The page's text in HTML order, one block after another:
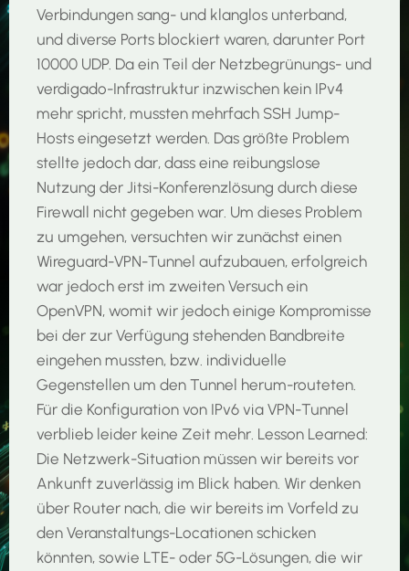
Verbindungen sang- und klanglos unterband,
und diverse Ports blockiert waren, darunter Port
10000 UDP. Da ein Teil der Netzbegrünungs- und
verdigado-Infrastruktur inzwischen kein IPv4
mehr spricht, mussten mehrfach SSH Jump-
Hosts eingesetzt werden. Das größte Problem
stellte jedoch dar, dass eine reibungslose
Nutzung der Jitsi-Konferenzlösung durch diese
Firewall nicht gegeben war. Um dieses Problem
zu umgehen, versuchten wir zunächst einen
Wireguard-VPN-Tunnel aufzubauen, erfolgreich
war jedoch erst im zweiten Versuch ein
OpenVPN, womit wir jedoch einige Kompromisse
bei der zur Verfügung stehenden Bandbreite
eingehen mussten, bzw. individuelle
Gegenstellen um den Tunnel herum-routeten.
Für die Konfiguration von IPv6 via VPN-Tunnel
verblieb leider keine Zeit mehr. Lesson Learned:
Die Netzwerk-Situation müssen wir bereits vor
Ankunft zuverlässig im Blick haben. Wir denken
über Router nach, die wir bereits im Vorfeld zu
den Veranstaltungs-Locationen schicken
könnten, sowie LTE- oder 5G-Lösungen, die wir